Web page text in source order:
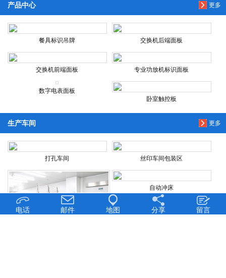
更多
产品中心
餐具标识吊牌 交换机后端面板
交换机前端面板 专业功放机标识面板
数字电表面板
卧室触控板
更多
生产车间
打孔车间 丝印车间包装区
自动冲床
冲压车间一角
电话 邮件 地图 分享 留言